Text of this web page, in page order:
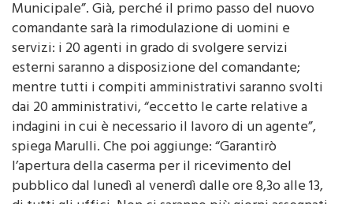
Municipale”. Già, perché il primo passo del nuovo
comandante sarà la rimodulazione di uomini e
servizi: i 20 agenti in grado di svolgere servizi
esterni saranno a disposizione del comandante;
mentre tutti i compiti amministrativi saranno svolti
dai 20 amministrativi, “eccetto le carte relative a
indagini in cui è necessario il lavoro di un agente”,
spiega Marulli. Che poi aggiunge: “Garantirò
l’apertura della caserma per il ricevimento del
pubblico dal lunedì al venerdì dalle ore 8,3o alle 13,